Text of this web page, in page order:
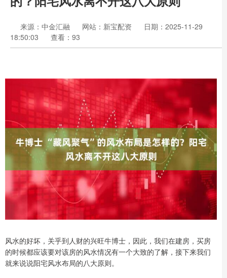
来源：中金汇融 网站：新宝配资
日期：2025-11-29
18:50:03
查看：93
风水的好坏，关乎到人财的兴旺牛博士，因此，我们在建房，买房
的时候都应该要对该房的风水情况有一个大致的了解，接下来我们
就来说说阳宅风水布局的八大原则。